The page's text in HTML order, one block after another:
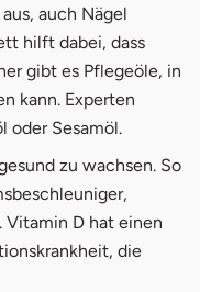
auch Nägel
hilft dabei, dass
gibt es Pflegeöle, in
kann. Experten
oder Sesamöl.
zu wachsen. So
Vitamin D hat einen
die